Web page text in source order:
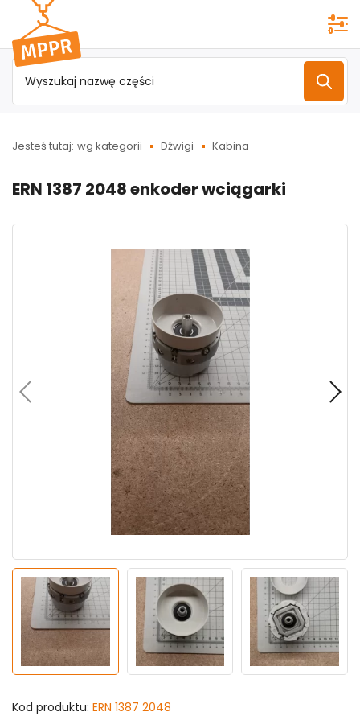
Przejdź do
menu
głównego
Jesteś tutaj: wg kategorii Dźwigi Kabina
ERN 1387 2048 enkoder wciągarki
Kod produktu: ERN 1387 2048